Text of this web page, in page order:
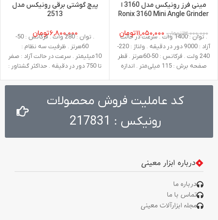
مینی فرز رونیکس مدل 3160 ا
Ronix 3160 Mini Angle Grinder
۱۳,۰۰۰,۰۰۰تومان ۱۱,۰۵۰,۰۰۰تومان
. توان : 1400 وات . سرعت در حالت
آزاد : 9000 دور در دقیقه . ولتاژ : 220-
240 ولت . فرکانس : 50-60هرتز . قطر
صفحه برش : 115 میلی‌متر . اندازه
متعلقات : دسته جانبی طراحی شده
توسط رونیکس، گارد، آچار صفحه،
آچار آلن
پیچ گوشتی برقی رونیکس مدل
2513
۶,۸۰۰,۰۰۰تومان
. توان : 280 وات . فرکانس : 50-
60هرتز . ظرفیت سه نظام :
10میلیمتر . سرعت در حالت آزاد : صفر
تا 750 دور در دقیقه . حداکثر گشتاور :
وزن : 1.3 کیلوگرم
کد عاملیت فروش محصولات
رونیکس : 217831
درباره ابزار معینی
درباره ما
تماس با ما
مجله ابزارآلات معینی